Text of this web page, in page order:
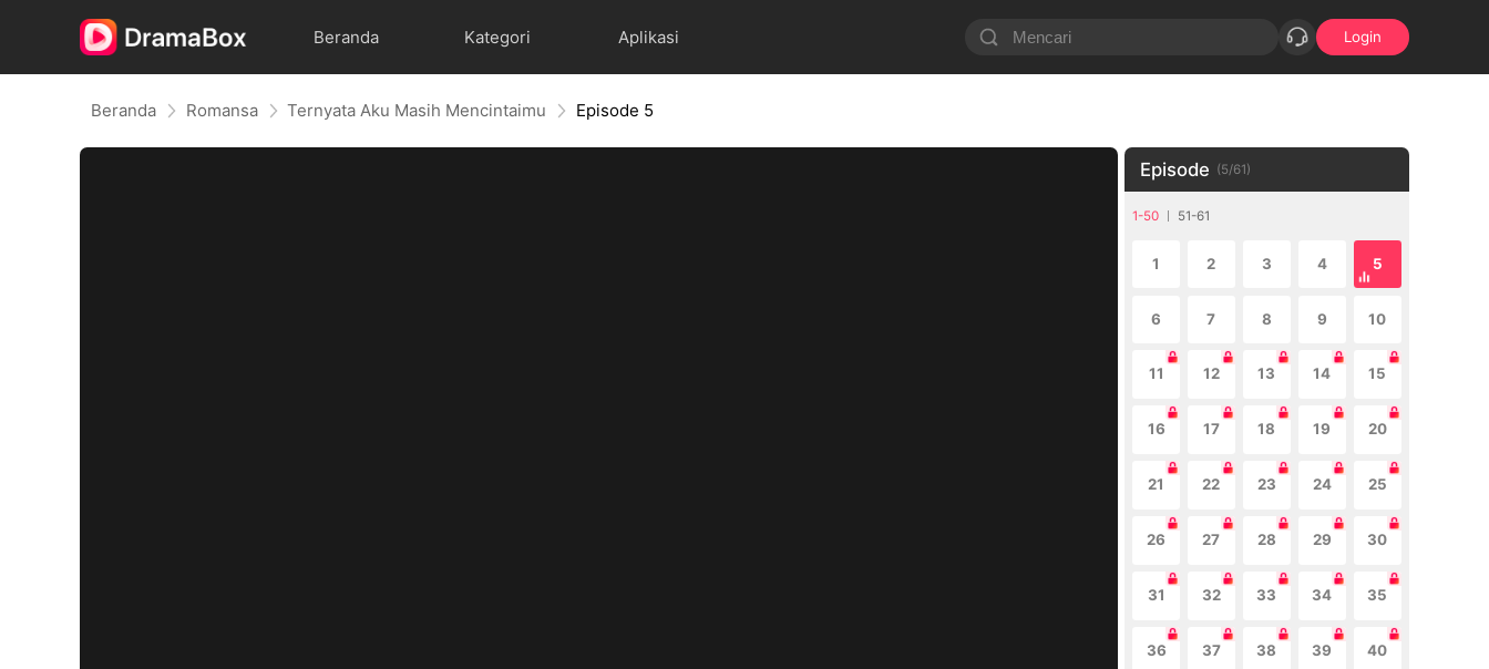
Beranda Kategori Aplikasi Login
Beranda Romansa Ternyata Aku Masih Mencintaimu Episode 5
Episode (5/61)
1-50 51-61
1 2 3 4 5
6 7 8 9 10
11 12 13 14 15
16 17 18 19 20
21 22 23 24 25
26 27 28 29 30
31 32 33 34 35
36 37 38 39 40